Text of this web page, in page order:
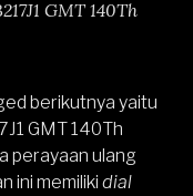
GMT 140Th
berikutnya yaitu
GMT 140Th
perayaan ulang
ini memiliki dial